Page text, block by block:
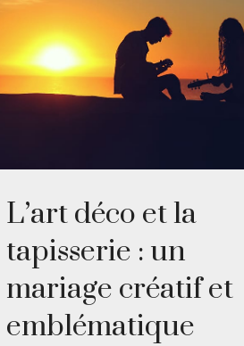
L’art déco et la
tapisserie : un
mariage créatif et
emblématique